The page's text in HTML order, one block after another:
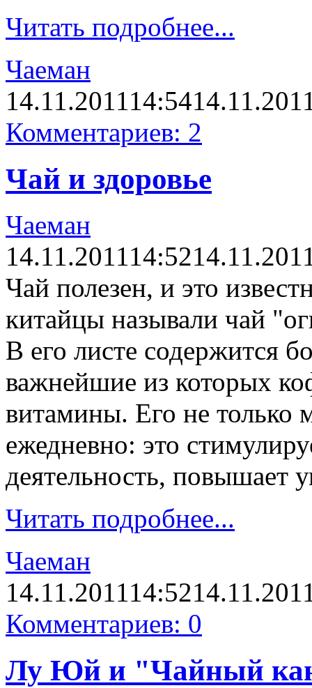
Читать подробнее...
Чаеман
14.11.2011 14:54
Комментариев: 2
Чай и здоровье
Чаеман
14.11.201114:52
Чай полезен, и это
китайцы называли чай
В его листе содержится
важнейшие из которых
витамины. Его не
ежедневно: это
деятельность, повышает
Читать подробнее...
Чаеман
14.11.201114:52
Комментариев: 0
Лу Юй и "Чайный